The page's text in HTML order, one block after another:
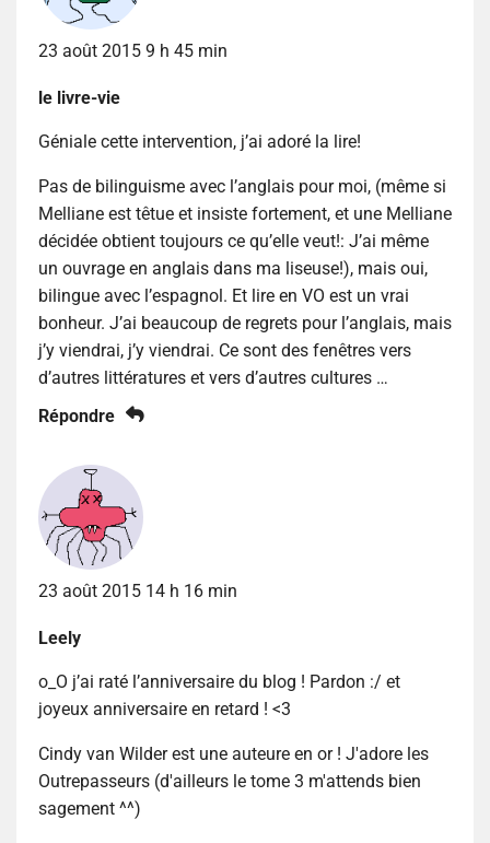
23 août 2015 9 h 45 min
le livre-vie
Géniale cette intervention, j’ai adoré la lire!
Pas de bilinguisme avec l’anglais pour moi, (même si
Melliane est têtue et insiste fortement, et une Melliane
décidée obtient toujours ce qu’elle veut!: J’ai même
un ouvrage en anglais dans ma liseuse!), mais oui,
bilingue avec l’espagnol. Et lire en VO est un vrai
bonheur. J’ai beaucoup de regrets pour l’anglais, mais
j’y viendrai, j’y viendrai. Ce sont des fenêtres vers
d’autres littératures et vers d’autres cultures …
Répondre
23 août 2015 14 h 16 min
Leely
o_O j’ai raté l’anniversaire du blog ! Pardon :/ et
joyeux anniversaire en retard ! <3
Cindy van Wilder est une auteure en or ! J'adore les
Outrepasseurs (d'ailleurs le tome 3 m'attends bien
sagement ^^)